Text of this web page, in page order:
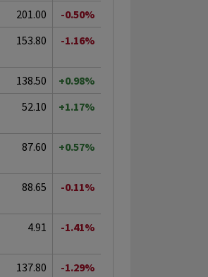
201.00
-0.50%
153.80 -1.16%
138.50
+0.98%
52.10 +1.17%
87.60 +0.57%
88.65 -0.11%
4.91 -1.41%
137.80 -1.29%